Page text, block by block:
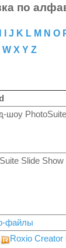
по
J K L M N O
W X Y Z
шоу PhotoSuite
Slide Show
файлы
Roxio Creator